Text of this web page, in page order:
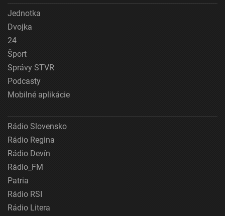
Jednotka
Dvojka
24
Šport
Správy STVR
Podcasty
Mobilné aplikácie
Rádio Slovensko
Rádio Regina
Rádio Devín
Rádio_FM
Patria
Rádio RSI
Rádio Litera